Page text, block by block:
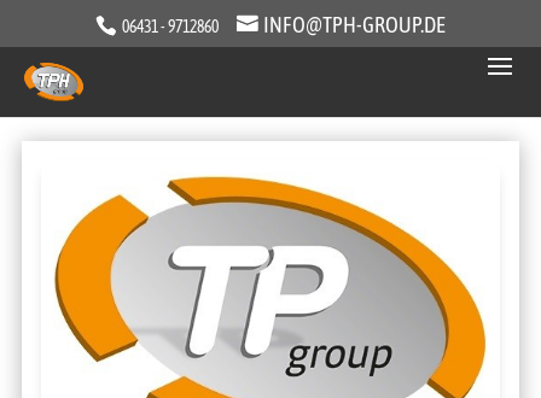
06431 - 9712860 INFO@TPH-GROUP.DE